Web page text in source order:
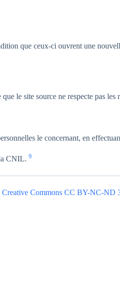
que ceux-ci ouvrent une
le site source ne respecte pas les
le concernant, en
CNIL. 9
Creative Commons CC BY-NC-ND